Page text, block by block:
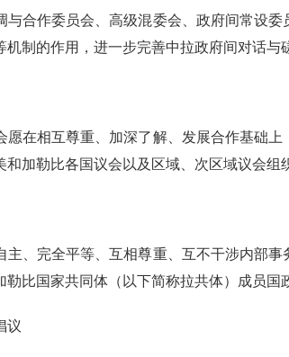
与合作委员会、高级混委会、政府间常设
机制的作用，进一步完善中拉政府间对话与
愿在相互尊重、加深了解、发展合作基础
加勒比各国议会以及区域、次区域议会组
主、完全平等、互相尊重、互不干涉内部
比国家共同体（以下简称拉共体）成员国
议